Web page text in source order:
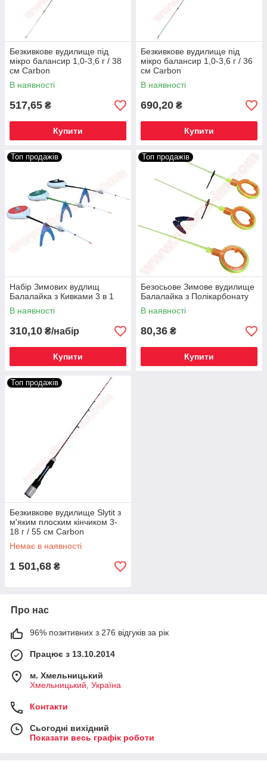
Безкивкове вудилище під
мікро балансир 1,0-3,6 г / 38
см Carbon
В наявності
517,65 ₴
Купити
Безкивкове вудилище під
мікро балансир 1,0-3,6 г / 36
см Carbon
В наявності
690,20 ₴
Купити
Топ продажів
Набір Зимових вудлищ
Балалайка з Кивками 3 в 1
В наявності
310,10 ₴/набір
Купити
Топ продажів
Безосьове Зимове вудилище
Балалайка з Полікарбонату
В наявності
80,36 ₴
Купити
Топ продажів
Безкивкове вудилище Slytit з
м'яким плоским кінчиком 3-
18 г / 55 см Carbon
Немає в наявності
1 501,68 ₴
Про нас
96% позитивних з 276 відгуків за рік
Працює з 13.10.2014
м. Хмельницький
Хмельницький, Україна
Контакти
Сьогодні вихідний
Показати весь графік роботи